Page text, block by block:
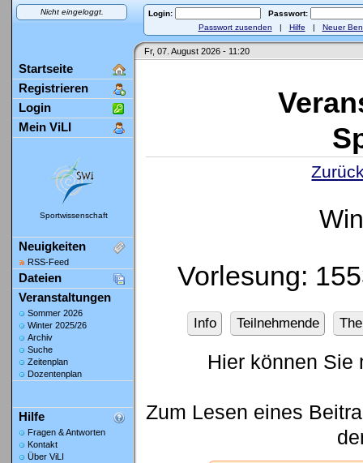
Nicht eingeloggt. Login:
Passwort:
Passwort zusenden | Hilfe | Neuer
Fr, 07. August 2026 - 11:20
Startseite
Registrieren
Login
Mein ViLI
Sportwissenschaft
Neuigkeiten
RSS-Feed
Dateien
Veranstaltungen
Sommer 2026
Winter 2025/26
Archiv
Suche
Zeitenplan
Dozentenplan
Hilfe
Fragen & Antworten
Kontakt
Über ViLI
Vorlesung:
Info Teilnehmende
Hier können Sie
Zum Lesen eines